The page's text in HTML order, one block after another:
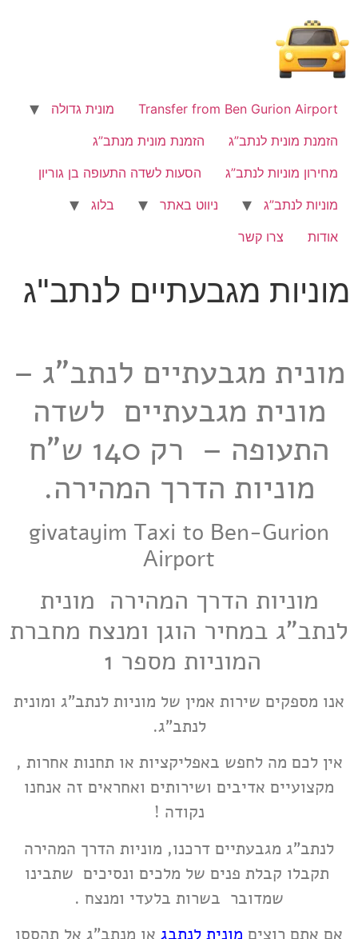
Transfer from Ben Gurion Airport
מונית גדולה
הזמנת מונית לנתב”ג
הזמנת מונית מנתב”ג
מחירון מוניות לנתב”ג
הסעות לשדה התעופה בן גוריון
מוניות לנתב”ג
ניווט באתר
בלוג
אודות
צרו קשר
מוניות מגבעתיים לנתב"ג
מונית מגבעתיים לנתב"ג –
מונית מגבעתיים לשדה
התעופה – רק 140 ש"ח
מוניות הדרך המהירה.
givatayim Taxi to Ben-Gurion
Airport
מוניות הדרך המהירה מונית
לנתב"ג במחיר הוגן ומנצח מחברת
המוניות מספר 1
אנו מספקים שירות אמין של מוניות לנתב”ג ומונית
לנתב"ג.
אין לכם מה לחפש באפליקציות או תחנות אחרות ,
מקצועיים אדיבים ושירותים ואחראים זה אנחנו
נקודה !
לנתב"ג מגבעתיים דרכנו, מוניות הדרך המהירה
תקבלו קבלת פנים של מלכים ונסיכים שתבינו
שמדובר בשרות בלעדי ומנצח .
אם אתם רוצים מונית לנתבג או מנתב"ג אל תהססו